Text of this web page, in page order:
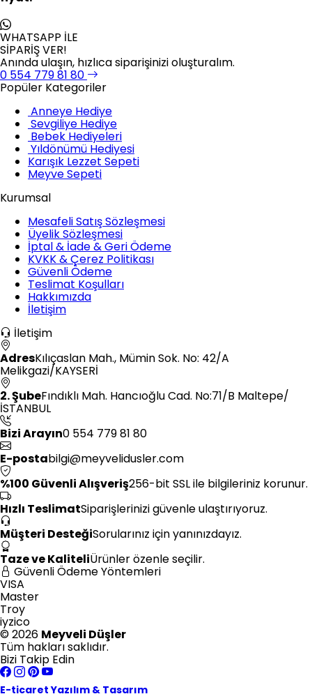
WHATSAPP İLE
SİPARİŞ VER!
Anında ulaşın, hızlıca siparişinizi oluşturalım.
0 554 779 81 80
Popüler Kategoriler
Anneye Hediye
Sevgiliye Hediye
Bebek Hediyeleri
Yıldönümü Hediyesi
Karışık Lezzet Sepeti
Meyve Sepeti
Kurumsal
Mesafeli Satış Sözleşmesi
Üyelik Sözleşmesi
İptal & İade & Geri Ödeme
KVKK & Çerez Politikası
Güvenli Ödeme
Teslimat Koşulları
Hakkımızda
İletişim
İletişim
AdresKılıçaslan Mah., Mümin Sok. No: 42/A
Melikgazi/KAYSERİ
2. ŞubeFındıklı Mah. Hancıoğlu Cad. No:71/B Maltepe/
İSTANBUL
Bizi Arayın0 554 779 81 80
E-postabilgi@meyvelidusler.com
%100 Güvenli Alışveriş256-bit SSL ile bilgileriniz korunur.
Hızlı TeslimatSiparişlerinizi güvenle ulaştırıyoruz.
Müşteri DesteğiSorularınız için yanınızdayız.
Taze ve KaliteliÜrünler özenle seçilir.
Güvenli Ödeme Yöntemleri
VISA
Master
Troy
iyzico
© 2026 Meyveli Düşler
Tüm hakları saklıdır.
Bizi Takip Edin
E-ticaret Yazılım & Tasarım